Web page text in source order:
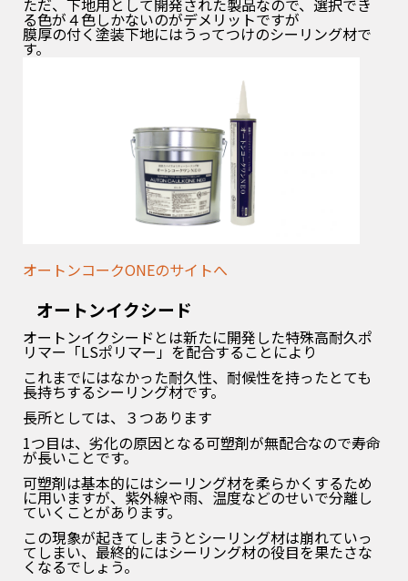
ただ、下地用として開発された製品なので、選択でき
る色が４色しかないのがデメリットですが
膜厚の付く塗装下地にはうってつけのシーリング材で
す。
オートンコークONEのサイトへ
オートンイクシード
オートンイクシードとは新たに開発した特殊高耐久ポ
リマー「LSポリマー」を配合することにより
これまでにはなかった耐久性、耐候性を持ったとても
長持ちするシーリング材です。
長所としては、３つあります
1つ目は、劣化の原因となる可塑剤が無配合なので寿命
が長いことです。
可塑剤は基本的にはシーリング材を柔らかくするため
に用いますが、紫外線や雨、温度などのせいで分離し
ていくことがあります。
この現象が起きてしまうとシーリング材は崩れていっ
てしまい、最終的にはシーリング材の役目を果たさな
くなるでしょう。